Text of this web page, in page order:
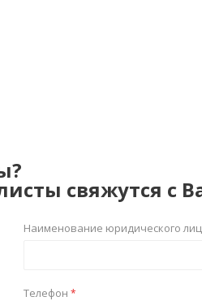
свяжутся с
Наименование юридического
Телефон *